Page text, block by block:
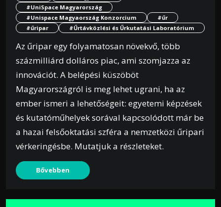
#UniSpace Magyarország
#Unispace Magyaország Konzorcium
#űr
#űripar
#Űrtávközlési és Űrkutatási Laboratórium
Az űripar egy folyamatosan növekvő, több
százmilliárd dolláros piac, ami szomjazza az
innovációt. A belépési küszöböt
Magyarországról is meg lehet ugrani, ha az
ember ismeri a lehetőségeit: egyetemi képzések
és kutatóműhelyek sorával kapcsolódott már be
a hazai felsőoktatási szféra a nemzetközi űripari
vérkeringésbe. Mutatjuk a részleteket.
Bővebben